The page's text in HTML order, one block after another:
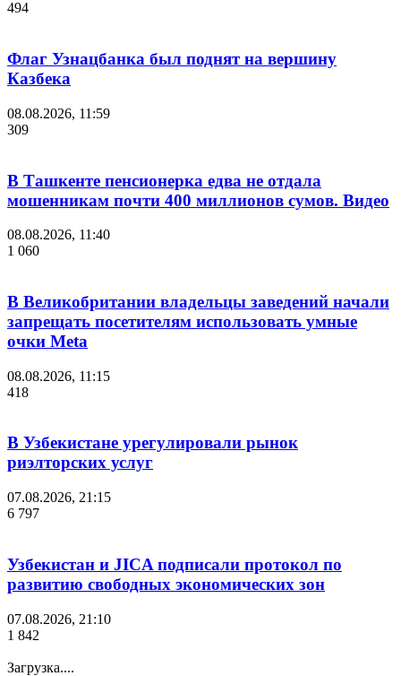
494
Флаг Узнацбанка был поднят на вершину
Казбека
08.08.2026, 11:59
309
В Ташкенте пенсионерка едва не отдала
мошенникам почти 400 миллионов сумов. Видео
08.08.2026, 11:40
1 060
В Великобритании владельцы заведений начали
запрещать посетителям использовать умные
очки Meta
08.08.2026, 11:15
418
В Узбекистане урегулировали рынок
риэлторских услуг
07.08.2026, 21:15
6 797
Узбекистан и JICA подписали протокол по
развитию свободных экономических зон
07.08.2026, 21:10
1 842
Загрузка....